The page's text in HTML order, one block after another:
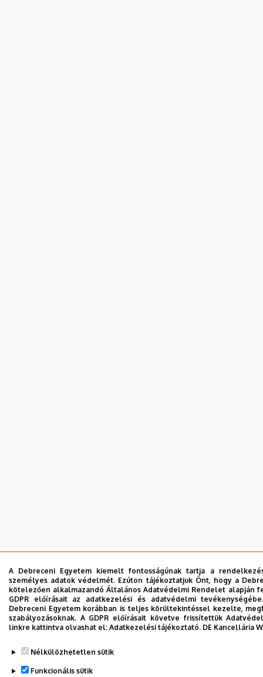
A Debreceni Egyetem kiemelt fontosságúnak tartja a
személyes adatok védelmét. Ezúton tájékoztatjuk Önt, hogy a
kötelezően alkalmazandó Általános Adatvédelmi Rendelet alapján
GDPR előírásait az adatkezelési és adatvédelmi
Debreceni Egyetem korábban is teljes körültekintéssel kezelte,
szabályozásoknak. A GDPR előírásait követve frissítettük
linkre kattintva olvashat el: Adatkezelési tájékoztató. DE Kancellária
Nélkülözhetetlen sütik
Funkcionális sütik